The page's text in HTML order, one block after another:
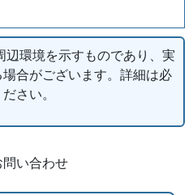
環境を示すものであり、実
合がございます。詳細は必
さい。
い合わせ